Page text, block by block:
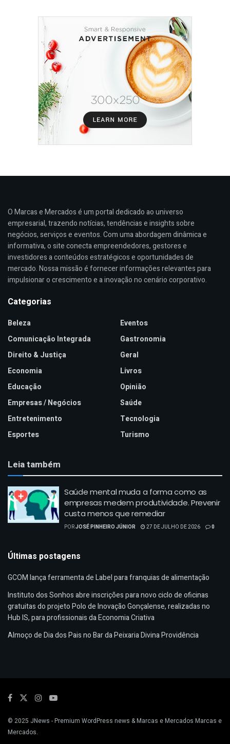
O Marcas e Mercados é um portal dedicado ao universo
empresarial, trazendo notícias, tendências e insights sobre
negócios, serviços e eventos. Com uma abordagem dinâmica e
informativa, o site conecta empreendedores, gestores e
investidores a conteúdos estratégicos e oportunidades de
mercado. Nossa missão é fornecer informações relevantes para
impulsionar o crescimento e a inovação no cenário corporativo.
Categorias
Beleza
Comunicação Integrada
Direito & Justiça
Economia
Educação
Empresas / Negócios
Entretenimento
Esportes
Eventos
Gastronomia
Geral
Livros
Opinião
Saúde
Tecnologia
Turismo
Leia também
Saúde mental muda a forma como as
empresas medem produtividade. Prevenir
custa menos que remediar
PORJOSÉ PINHEIRO JÚNIOR 27 DE JULHO DE 2026 0
Últimas postagens
GCOM lança ferramenta de Label para franquias de alimentação
Instituto dos Sonhos abre inscrições para novo ciclo de oficinas
gratuitas do projeto Polo de Inovação Gonçalense, realizadas no
Hub IS, para profissionais da Economia Criativa
Almoço de Dia dos Pais no Bar da Peixaria Divina Providência
© 2025 JNews - Premium WordPress news & Marcas e Mercados Marcas e
Mercados.